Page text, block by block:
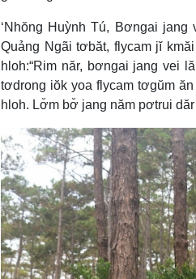
‘Nhŏng Huỳnh Tú, Bơngai
Quảng Ngãi tơbăt, flycam jĭ
hloh:“Rim năr, bơngai jang vei
tơdrong iŏk yoa flycam tơgŭm
hloh. Lơ̆m bơ̆ jang năm pơtrui